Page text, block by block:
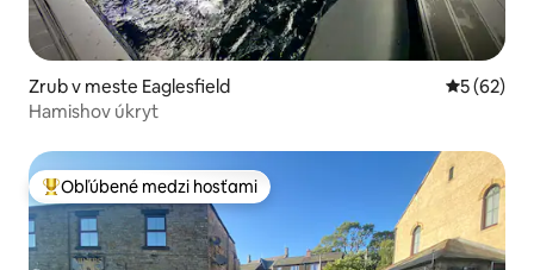
Zrub v meste Eaglesfield
5 (62)
Hamishov úkryt
Najobľúbenejšie medzi hosťami
Obľúbené medzi hosťami